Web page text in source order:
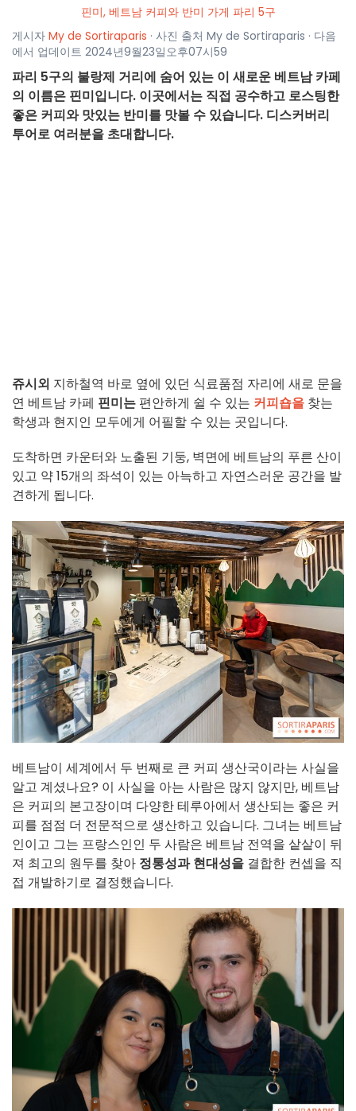
핀미, 베트남 커피와 반미 가게 파리 5구
게시자 My de Sortiraparis · 사진 출처 My de Sortiraparis · 다음
에서 업데이트 2024년9월23일오후07시59
파리 5구의 불랑제 거리에 숨어 있는 이 새로운 베트남 카페
의 이름은 핀미입니다. 이곳에서는 직접 공수하고 로스팅한
좋은 커피와 맛있는 반미를 맛볼 수 있습니다. 디스커버리
투어로 여러분을 초대합니다.
쥬시외 지하철역 바로 옆에 있던 식료품점 자리에 새로 문을
연 베트남 카페 핀미는 편안하게 쉴 수 있는 커피숍을 찾는
학생과 현지인 모두에게 어필할 수 있는 곳입니다.
도착하면 카운터와 노출된 기둥, 벽면에 베트남의 푸른 산이
있고 약 15개의 좌석이 있는 아늑하고 자연스러운 공간을 발
견하게 됩니다.
베트남이 세계에서 두 번째로 큰 커피 생산국이라는 사실을
알고 계셨나요? 이 사실을 아는 사람은 많지 않지만, 베트남
은 커피의 본고장이며 다양한 테루아에서 생산되는 좋은 커
피를 점점 더 전문적으로 생산하고 있습니다. 그녀는 베트남
인이고 그는 프랑스인인 두 사람은 베트남 전역을 샅샅이 뒤
져 최고의 원두를 찾아 정통성과 현대성을 결합한 컨셉을 직
접 개발하기로 결정했습니다.